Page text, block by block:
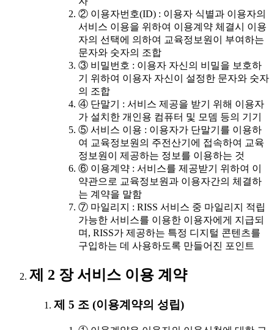
② 이용자번호(ID) : 이용자 식별과 이용자의
서비스 이용을 위하여 이용계약 체결시 이용
자의 선택에 의하여 교육정보원이 부여하는
문자와 숫자의 조합
③ 비밀번호 : 이용자 자신의 비밀을 보호하
기 위하여 이용자 자신이 설정한 문자와 숫자
의 조합
④ 단말기 : 서비스 제공을 받기 위해 이용자
가 설치한 개인용 컴퓨터 및 모뎀 등의 기기
⑤ 서비스 이용 : 이용자가 단말기를 이용하
여 교육정보원의 주전산기에 접속하여 교육
정보원이 제공하는 정보를 이용하는 것
⑥ 이용계약 : 서비스를 제공받기 위하여 이
약관으로 교육정보원과 이용자간의 체결하
는 계약을 말함
⑦ 마일리지 : RISS 서비스 중 마일리지 적립
가능한 서비스를 이용한 이용자에게 지급되
며, RISS가 제공하는 특정 디지털 콘텐츠를
구입하는 데 사용하도록 만들어진 포인트
제 2 장 서비스 이용 계약
제 5 조 (이용계약의 성립)